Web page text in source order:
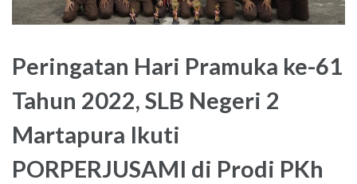
Peringatan Hari Pramuka ke-61
Tahun 2022, SLB Negeri 2
Martapura Ikuti
PORPERJUSAMI di Prodi PKh